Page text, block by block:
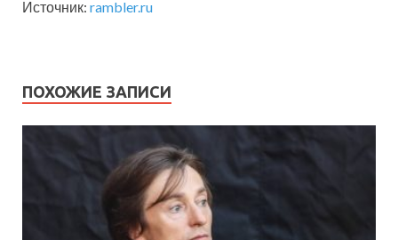
Источник: rambler.ru
ПОХОЖИЕ ЗАПИСИ